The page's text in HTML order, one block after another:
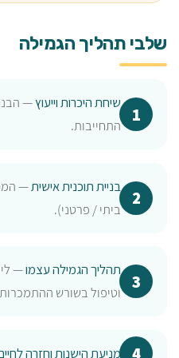
שלבי תהליך הגמילה
שיחת היכרות וייעוץ—
התחייבות.
בניית תוכנית אישית—
ביתי / פרטני).
תהליך הגמילה עצמו—
וטיפול בשורש
מניעת הישנות וחזרה